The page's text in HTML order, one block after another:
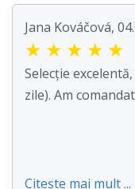
Jana Kováčová,
★ ★ ★ ★ ★
Selecție
zile). Am
Citește mai mult ...